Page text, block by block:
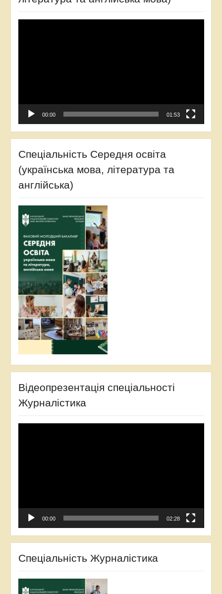
00:00 01:53
Спеціальність Середня освіта
(українська мова, література та
англійська)
Відеопрезентація спеціальності
Журналістика
00:00 02:28
Спеціальність Журналістика